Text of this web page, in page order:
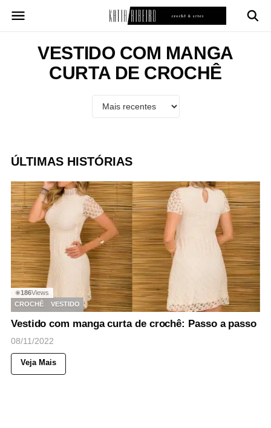
para
conteúdoVESTIDO COM MANGA
CURTA DE CROCHÊ
ÚLTIMAS HISTÓRIAS
◉186Views
CROCHÊ
VESTIDO
Vestido com manga curta de crochê: Passo a passo
08/11/2022
Veja Mais